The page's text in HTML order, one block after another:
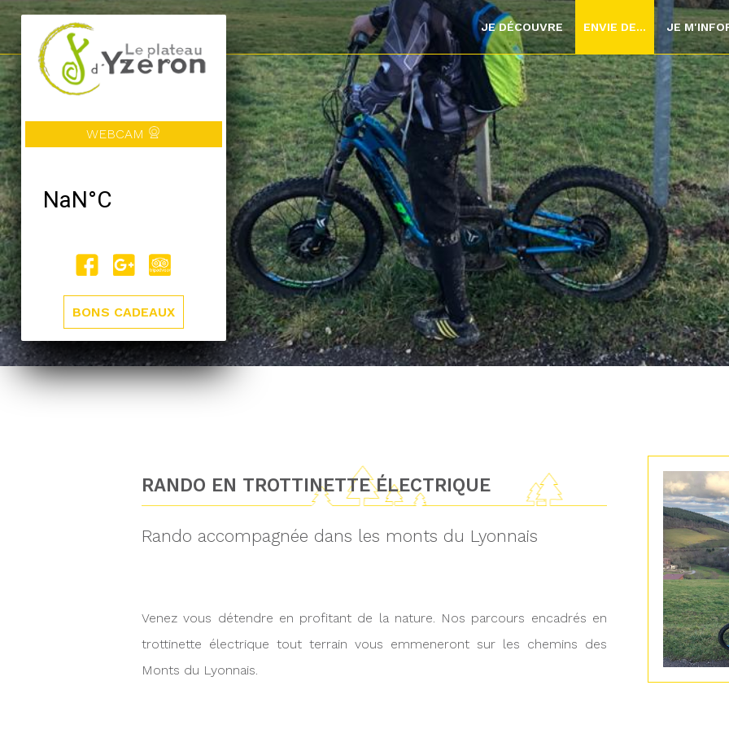
WEBCAM
BONS CADEAUX
JE DÉCOUVRE ENVIE DE... JE
RANDO EN TROTTINETTE ÉLECTRIQUE
Rando accompagnée dans les monts du Lyonnais
Venez vous détendre en profitant de la nature. Nos parcours encadrés en
trottinette électrique tout terrain vous emmeneront sur les chemins des
Monts du Lyonnais.